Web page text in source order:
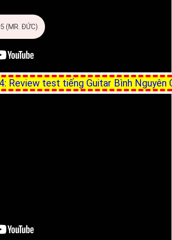
Review test tiếng Guitar Bình Nguyên
(MR. ĐỨC)